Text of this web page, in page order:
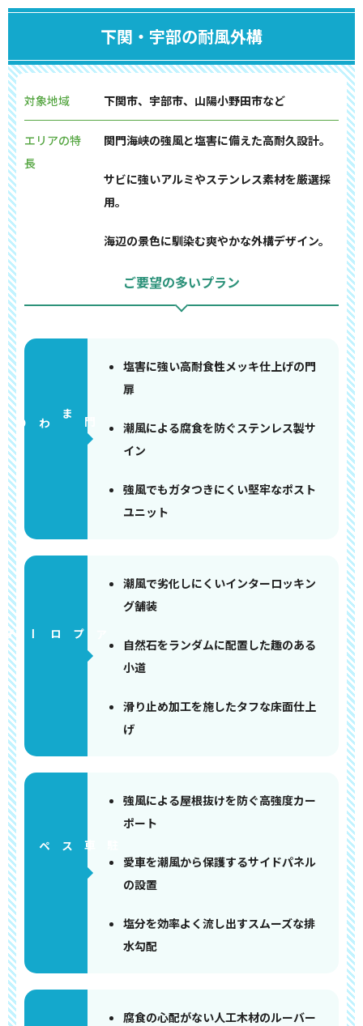
下関・宇部の耐風外構
対象地域 下関市、宇部市、山陽小野田市など
エリアの特
長
関門海峡の強風と塩害に備えた高耐久設計。
サビに強いアルミやステンレス素材を厳選採
用。
海辺の景色に馴染む爽やかな外構デザイン。
ご要望の多いプラン
門まわり
塩害に強い高耐食性メッキ仕上げの門
扉
潮風による腐食を防ぐステンレス製サ
イン
強風でもガタつきにくい堅牢なポスト
ユニット
アプローチ
潮風で劣化しにくいインターロッキン
グ舗装
自然石をランダムに配置した趣のある
小道
滑り止め加工を施したタフな床面仕上
げ
強風による屋根抜けを防ぐ高強度カー
ポート
愛車を潮風から保護するサイドパネル
の設置
塩分を効率よく流し出すスムーズな排
水勾配
腐食の心配がない人工木材のルーバー